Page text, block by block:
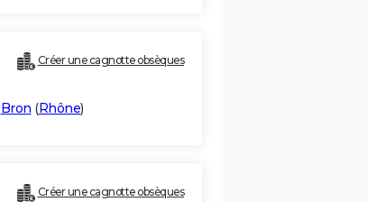
Créer une cagnotte obsèques
Bron (Rhône)
Créer une cagnotte obsèques